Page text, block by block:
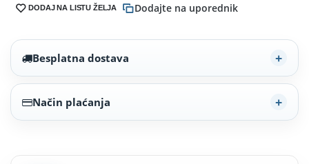
DODAJ NA LISTU ŽELJA Dodajte na uporednik
Besplatna dostava
Način plaćanja